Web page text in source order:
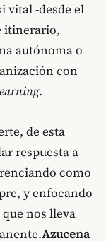
vital -desde el
itinerario,
autónoma o
con
.
de esta
respuesta a
como
y enfocando
nos lleva
Azucena